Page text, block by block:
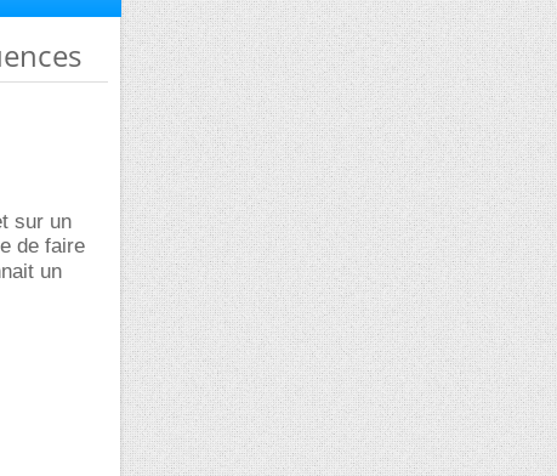
sur un
de faire
un